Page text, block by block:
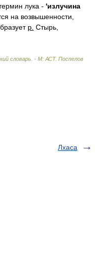
лука - 'излучина
на возвышенности,
р. Стырь,
словарь. - М: АСТ. Поспелов
Лхаса